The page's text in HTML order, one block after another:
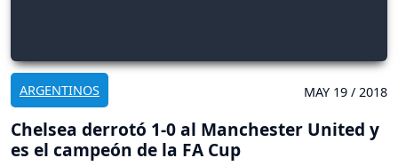
ARGENTINOS MAY 19 / 2018
Chelsea derrotó 1-0 al Manchester United y
es el campeón de la FA Cup